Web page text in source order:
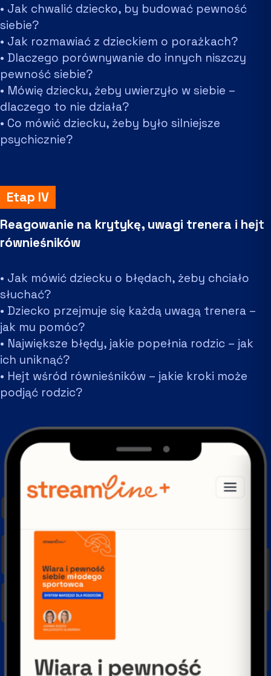
• Jak chwalić dziecko, by budować pewność
siebie?
• Jak rozmawiać z dzieckiem o porażkach?
• Dlaczego porównywanie do innych niszczy
pewność siebie?
• Mówię dziecku, żeby uwierzyło w siebie –
dlaczego to nie działa?
• Co mówić dziecku, żeby było silniejsze
psychicznie?
Etap IV
Reagowanie na krytykę, uwagi trenera i hejt
równieśników
• Jak mówić dziecku o błędach, żeby chciało
słuchać?
• Dziecko przejmuje się każdą uwagą trenera –
jak mu pomóc?
• Największe błędy, jakie popełnia rodzic – jak
ich uniknąć?
• Hejt wśród równieśników – jakie kroki może
podjąć rodzic?